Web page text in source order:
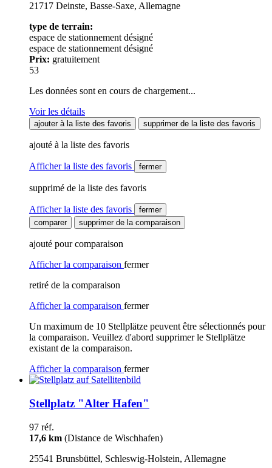
21717 Deinste, Basse-Saxe, Allemagne
type de terrain:
espace de stationnement désigné
espace de stationnement désigné
Prix: gratuitement
53
Les données sont en cours de chargement...
Voir les détails
ajouter à la liste des favoris supprimer de la liste des favoris
ajouté à la liste des favoris
Afficher la liste des favoris fermer
supprimé de la liste des favoris
Afficher la liste des favoris
fermer
comparer
supprimer de la comparaison
ajouté pour comparaison
Afficher la comparaison fermer
retiré de la comparaison
Afficher la comparaison fermer
Un maximum de 10 Stellplätze peuvent être sélectionnés pour
la comparaison. Veuillez d'abord supprimer le Stellplätze
existant de la comparaison.
Afficher la comparaison fermer
Stellplatz "Alter Hafen"
97 réf.
17,6 km (Distance de Wischhafen)
25541 Brunsbüttel, Schleswig-Holstein, Allemagne